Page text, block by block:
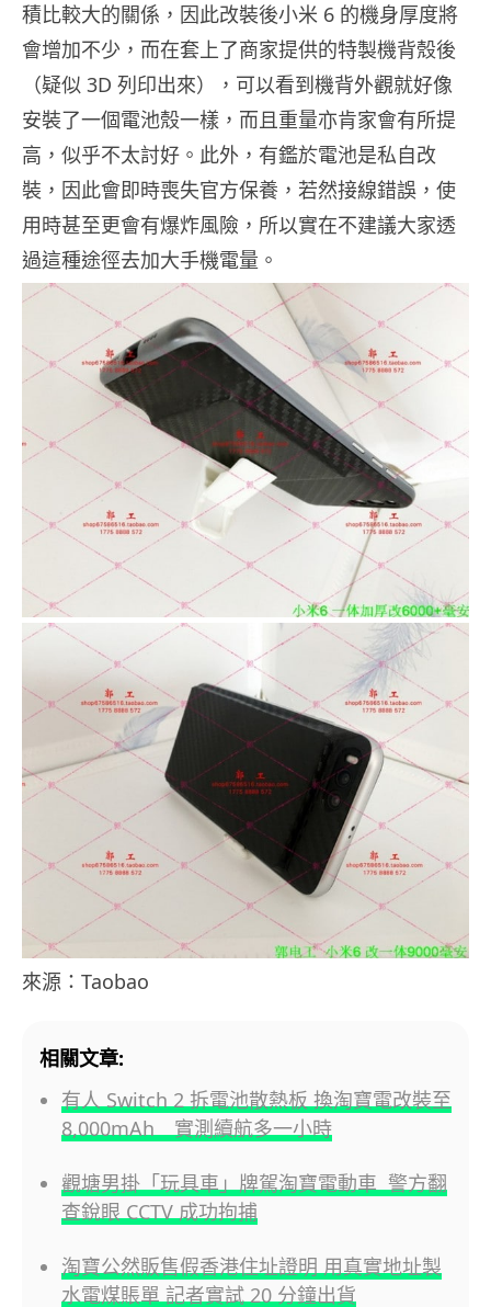
積比較大的關係，因此改裝後小米 6 的機身厚度將
會增加不少，而在套上了商家提供的特製機背殼後
（疑似 3D 列印出來），可以看到機背外觀就好像
安裝了一個電池殼一樣，而且重量亦肯家會有所提
高，似乎不太討好。此外，有鑑於電池是私自改
裝，因此會即時喪失官方保養，若然接線錯誤，使
用時甚至更會有爆炸風險，所以實在不建議大家透
過這種途徑去加大手機電量。
來源：Taobao
相關文章:
有人 Switch 2 拆電池散熱板 換淘寶電改裝至
8,000mAh 實測續航多一小時
觀塘男掛「玩具車」牌駕淘寶電動車 警方翻
查銳眼 CCTV 成功拘捕
淘寶公然販售假香港住址證明 用真實地址製
水電煤賬單 記者實試 20 分鐘出貨